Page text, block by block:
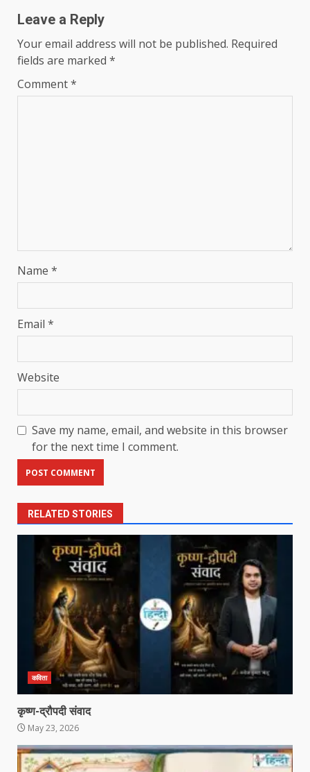
Leave a Reply
Your email address will not be published. Required
fields are marked *
Comment*
Name *
Email *
Website
Save my name, email, and website in this browser
for the next time I comment.
RELATED STORIES
कविता
कृष्ण-द्रौपदी संवाद
May 23, 2026